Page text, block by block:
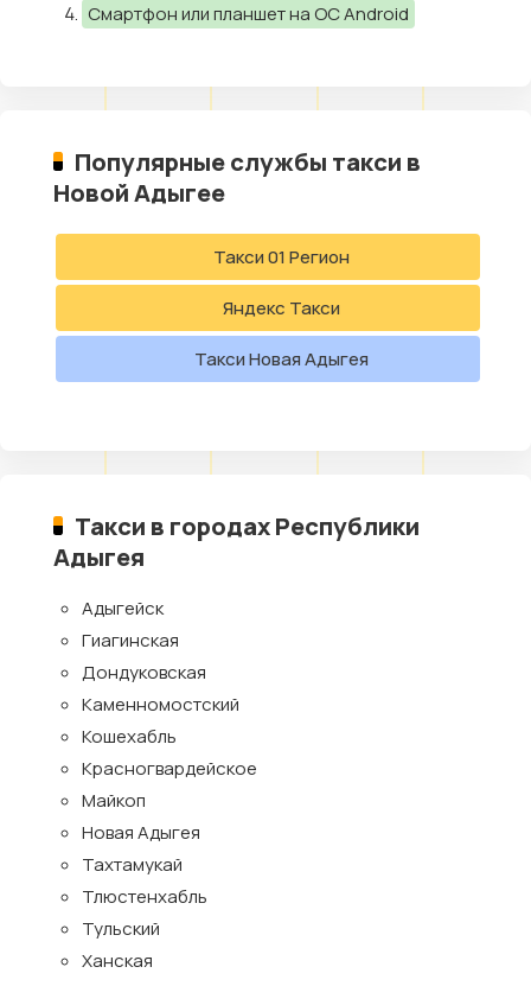
Смартфон или планшет на ОС Android
Популярные службы такси в
Новой Адыгее
Такси 01 Регион
Яндекс Такси
Такси Новая Адыгея
Такси в городах Республики
Адыгея
Адыгейск
Гиагинская
Дондуковская
Каменномостский
Кошехабль
Красногвардейское
Майкоп
Новая Адыгея
Тахтамукай
Тлюстенхабль
Тульский
Ханская